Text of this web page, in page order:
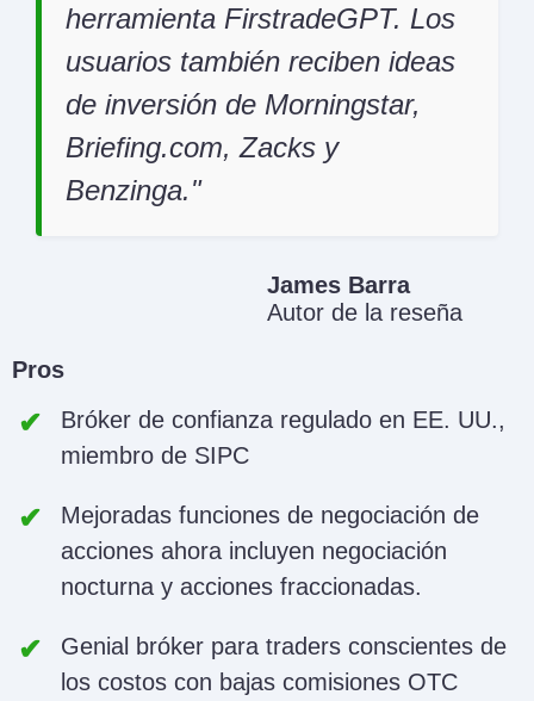
herramienta FirstradeGPT. Los
usuarios también reciben ideas
de inversión de Morningstar,
Briefing.com, Zacks y
Benzinga.
James Barra
Autor de la reseña
Pros
Bróker de confianza regulado en EE. UU.,
miembro de SIPC
Mejoradas funciones de negociación de
acciones ahora incluyen negociación
nocturna y acciones fraccionadas.
Genial bróker para traders conscientes de
los costos con bajas comisiones OTC